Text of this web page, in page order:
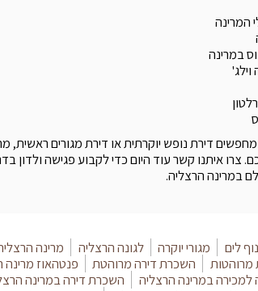
המרינה
במרינה
וילג'
דירת נופש יוקרתית או דירת מגורים ראשית,
צרו איתנו קשר עוד היום כדי לקבוע פגישה
במרינה הרצליה.
נוף לים מגורי יוקרה לגונה הרצליה מרינה
מרוהטות השכרת דירה מרוהטת פנטהאוז מרינה
למכירה במרינה הרצליה השכרת דירה במרינה